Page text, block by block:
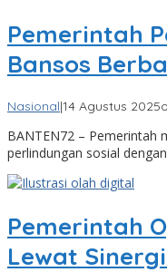
Pemerintah
Bansos
Nasional|14 Agustus 2025
BANTEN72 – Pemerintah
perlindungan sosial
Pemerintah
Lewat Sinergi